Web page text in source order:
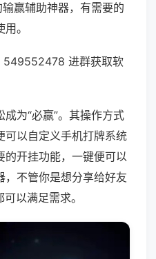
赢辅助神器，有需要的
。
549552478 进群获取软
为“必赢”。其操作方式
可以自定义手机打牌系统
的开挂功能，一键便可以
，不管你是想分享给好友
以满足需求。